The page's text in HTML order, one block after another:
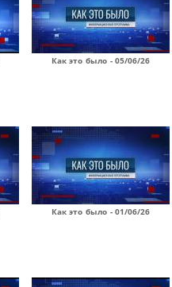
Как это было - 05/06/26
Как это было - 01/06/26